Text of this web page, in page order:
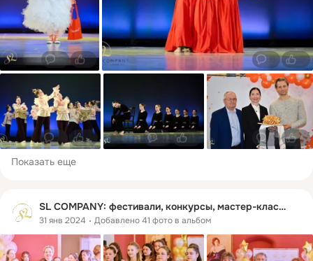
0 1 0 0
0 0 0 0 0 0
Показать еще
SL COMPANY: фестивали, конкурсы, мастер-классы
31 янв 2024 Добавлено 41 фото в альбом